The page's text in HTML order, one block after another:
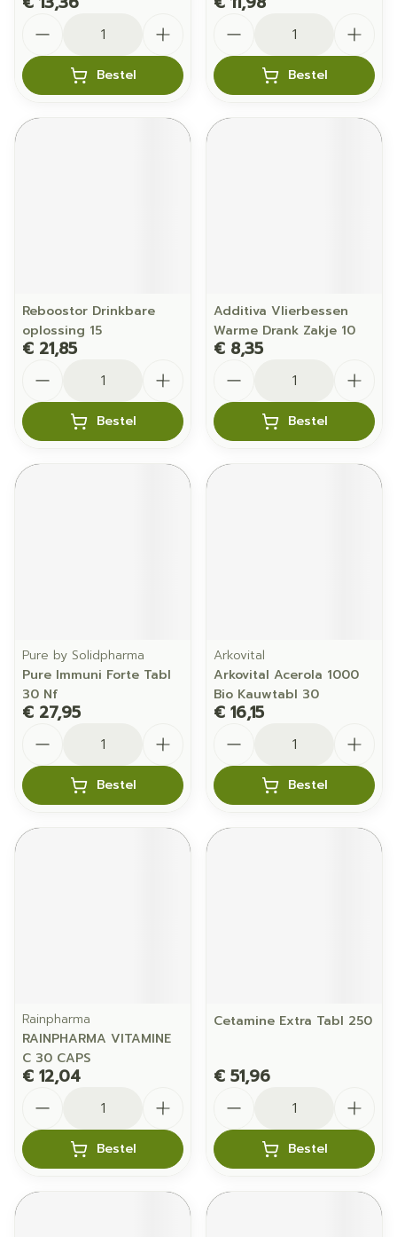
Bestel Bestel
Reboostor Drinkbare
oplossing 15
€ 21,85
Bestel
Additiva Vlierbessen
Warme Drank Zakje 10
€ 8,35
Bestel
Pure by Solidpharma
Pure Immuni Forte Tabl
30 Nf
€ 27,95
Bestel
Arkovital
Arkovital Acerola 1000
Bio Kauwtabl 30
€ 16,15
Bestel
Rainpharma
RAINPHARMA VITAMINE
C 30 CAPS
€ 12,04
Bestel
Cetamine Extra Tabl 250
€ 51,96
Bestel